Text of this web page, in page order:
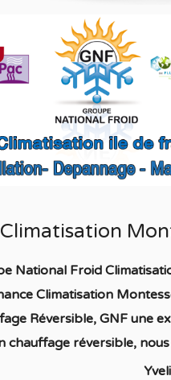
Climatisation
National Froid
Climatisation
Réversible, GNF une
chauffage réversible,